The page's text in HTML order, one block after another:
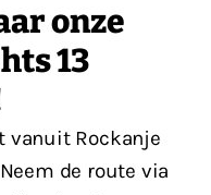
onze
13
vanuit Rockanje
de route via